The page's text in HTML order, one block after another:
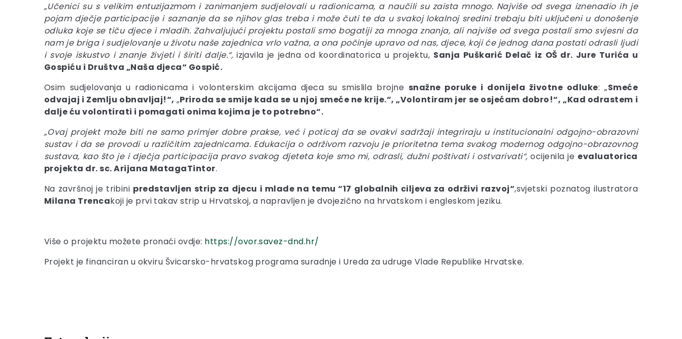
„Učenici su s velikim entuzijazmom i zanimanjem sudjelovali u radionicama, a naučili su zaista mnogo. Najviše od svega iznenadio ih je
pojam dječje participacije i saznanje da se njihov glas treba i može čuti te da u svakoj lokalnoj sredini trebaju biti uključeni u donošenje
odluka koje se tiču djece i mladih. Zahvaljujući projektu postali smo bogatiji za mnoga znanja, ali najviše od svega postali smo svjesni da
nam je briga i sudjelovanje u životu naše zajednica vrlo važna, a ona počinje upravo od nas, djece, koji će jednog dana postati odrasli ljudi
i svoje iskustvo i znanje živjeti i širiti dalje.“, izjavila je jedna od koordinatorica u projektu, Sanja Puškarić Delač iz OŠ dr. Jure Turića u
Gospiću i Društva „Naša djeca“ Gospić.
Osim sudjelovanja u radionicama i volonterskim akcijama djeca su smislila brojne snažne poruke i donijela životne odluke: „Smeće
odvajaj i Zemlju obnavljaj!“, „Priroda se smije kada se u njoj smeće ne krije.“, „Volontiram jer se osjećam dobro!“, „Kad odrastem i
dalje ću volontirati i pomagati onima kojima je to potrebno“.
„Ovaj projekt može biti ne samo primjer dobre prakse, već i poticaj da se ovakvi sadržaji integriraju u institucionalni odgojno-obrazovni
sustav i da se provodi u različitim zajednicama. Edukacija o održivom razvoju je prioritetna tema svakog modernog odgojno-obrazovnog
sustava, kao što je i dječja participacija pravo svakog djeteta koje smo mi, odrasli, dužni poštivati i ostvarivati“, ocijenila je evaluatorica
projekta dr. sc. Arijana MatagaTintor.
Na završnoj je tribini predstavljen strip za djecu i mlade na temu “17 globalnih ciljeva za održivi razvoj“,svjetski poznatog ilustratora
Milana Trencakoji je prvi takav strip u Hrvatskoj, a napravljen je dvojezično na hrvatskom i engleskom jeziku.
Više o projektu možete pronaći ovdje: https://ovor.savez-dnd.hr/
Projekt je financiran u okviru Švicarsko-hrvatskog programa suradnje i Ureda za udruge Vlade Republike Hrvatske.